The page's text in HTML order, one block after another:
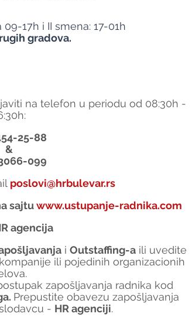
17h i II smena: 17-01h
gradova.
na telefon u periodu od 08:30h -
25-88
&
099
poslovi@hrbulevar.rs
sajtu www.ustupanje-radnika.com
agencija
i Outstaffing-a ili uvedite
ili pojedinih organizacionih
zapošljavanja radnika kod
Prepustite obavezu zapošljavanja
- HR agenciji.